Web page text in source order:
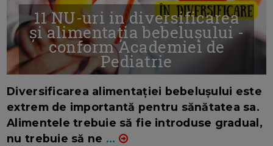
11 NU-uri in diversificarea
și alimentația bebelușului -
conform Academiei de
Pediatrie
Diversificarea alimentației bebelușului este
extrem de importantă pentru sănătatea sa.
Alimentele trebuie să fie introduse gradual,
nu trebuie să ne ...